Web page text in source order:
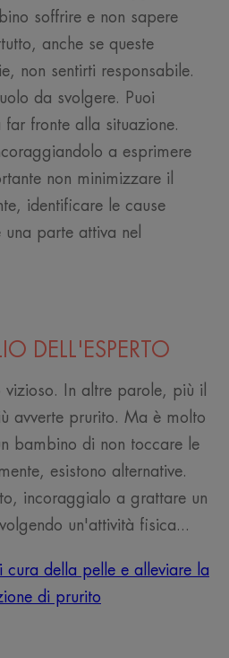
soffrire e non sapere
anche se queste
non sentirti responsabile.
da svolgere. Puoi
fronte alla situazione.
a esprimere
non minimizzare il
identificare le cause
una parte attiva nel
DELL'ESPERTO
In altre parole, più il
avverte prurito. Ma è molto
bambino di non toccare le
esistono alternative.
incoraggialo a grattare un
un'attività fisica...
cura della pelle e alleviare la
di prurito